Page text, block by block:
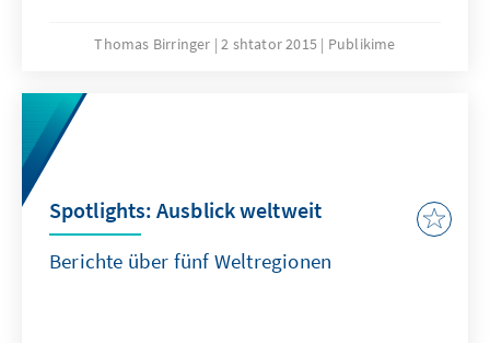
manifestations prevail. One reason is the
other one is a vicious cycle of repression by
the authoritarian regimes, who are back in
power, on the one hand and sectarian-based
Thomas Birringer 2 shtator 2015 Publikime
Spotlights: Ausblick weltweit
Berichte über fünf Weltregionen